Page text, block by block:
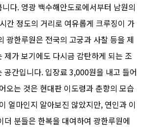
다. 영광 백수해안도로에서부터 남원의
간 정도의 거리로 여유롭게 크루징이 가
광한루원은 전국의 고궁과 사찰 등을 제
제가 보기에도 다시금 감탄하게 되는 조
공간입니다. 입장료 3,000원을 내고 들어
오는 것은 현대판 이도령과 춘향의 모습
얼마인지 알아보진 않았지만, 연인과 이
더 분들은 한복을 대여하여 광한루원에